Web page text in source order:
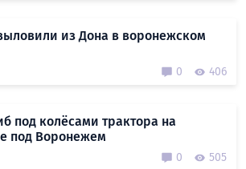
из Дона в воронежском
0 406
под колёсами трактора на
под Воронежем
0 505